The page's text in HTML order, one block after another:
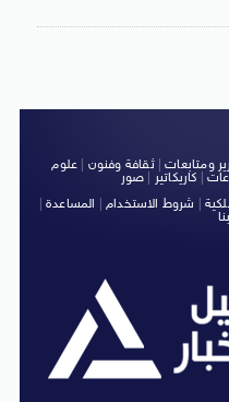
ومتابعات|ثقافة وفنون
علوم
كاريكاتير صور
شروط الاستخدام| المساعدة|